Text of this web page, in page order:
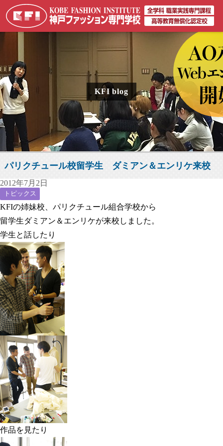
KFI blog
パリクチュール校留学生 ダミアン＆エンリケ来校
2012年7月2日
トピックス
KFIの姉妹校、パリクチュール組合学校から
留学生ダミアン＆エンリケが来校しました。
学生と話したり
作品を見たり